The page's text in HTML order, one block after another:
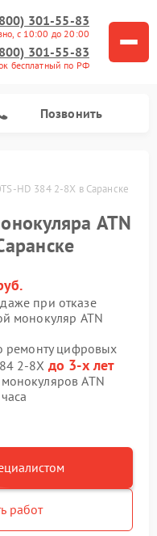
301-55-83
с 10:00 до 20:00
301-55-83
бесплатный по РФ
Позвонить
HD 384 2-8X в Саранске
ATN
даже при отказе
монокуляр ATN
ремонту цифровых
2-8X до 3-х лет
ATN
работ